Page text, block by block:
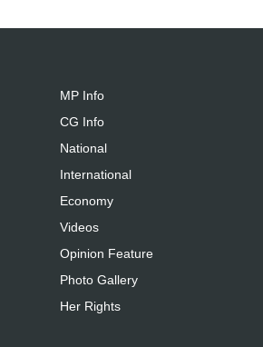
MP Info
CG Info
National
International
Economy
Videos
Opinion Feature
Photo Gallery
Her Rights